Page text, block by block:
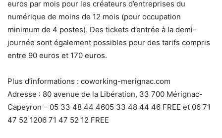
euros par mois pour les créateurs d’entreprises du
numérique de moins de 12 mois (pour occupation
minimum de 4 postes). Des tickets d’entrée à la demi-
journée sont également possibles pour des tarifs compris
entre 90 euros et 170 euros.
Plus d’informations : coworking-merignac.com
Adresse : 80 avenue de la Libération, 33 700 Mérignac-
Capeyron – 05 33 48 44 4605 33 48 44 46 FREE et 06 71
47 52 1206 71 47 52 12 FREE